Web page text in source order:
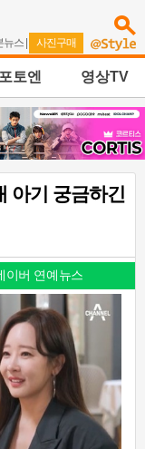
뉴스 | 사진구매
포토엔 영상TV
아기 궁금하긴
이버 연예뉴스